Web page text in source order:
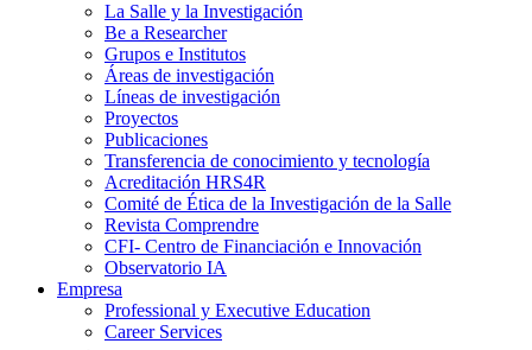
La Salle y la Investigación
Be a Researcher
Grupos e Institutos
Áreas de investigación
Líneas de investigación
Proyectos
Publicaciones
Transferencia de conocimiento y tecnología
Acreditación HRS4R
Comité de Ética de la Investigación de la Salle
Revista Comprendre
CFI- Centro de Financiación e Innovación
Observatorio IA
Empresa
Professional y Executive Education
Career Services